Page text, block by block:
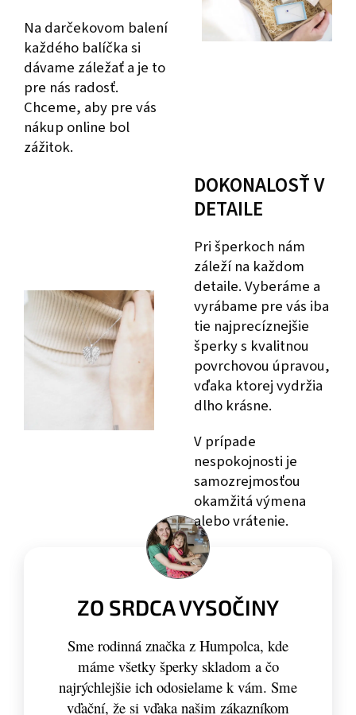
Na darčekovom balení
každého balíčka si
dávame záležať a je to
pre nás radosť.
Chceme, aby pre vás
nákup online bol
zážitok.
DOKONALOSŤ V
DETAILE
Pri šperkoch nám
záleží na každom
detaile. Vyberáme a
vyrábame pre vás iba
tie najprecíznejšie
šperky s kvalitnou
povrchovou úpravou,
vďaka ktorej vydržia
dlho krásne.
V prípade
nespokojnosti je
samozrejmosťou
okamžitá výmena
alebo vrátenie.
ZO SRDCA VYSOČINY
Sme rodinná značka z Humpolca, kde
máme všetky šperky skladom a čo
najrýchlejšie ich odosielame k vám. Sme
vďační, že si vďaka našim zákazníkom